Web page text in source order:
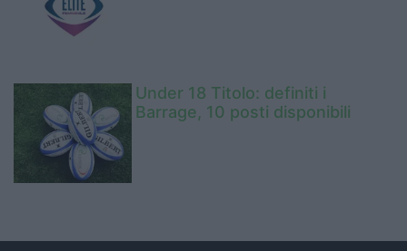
Under 18 Titolo: definiti i
Barrage, 10 posti disponibili